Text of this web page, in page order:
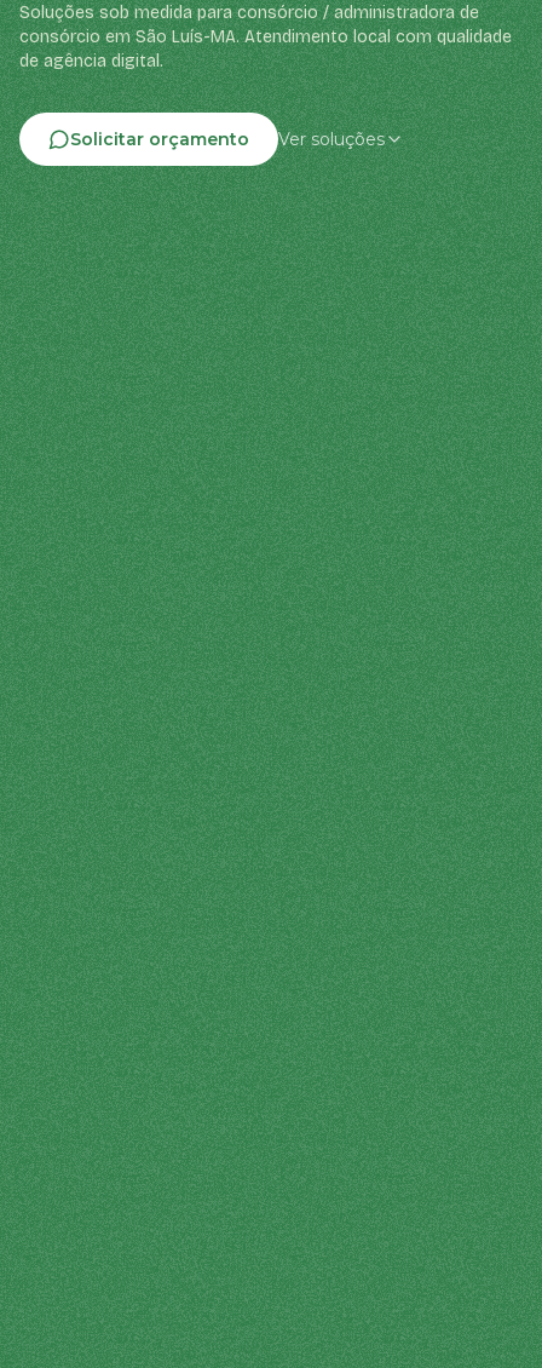
Soluções sob medida para consórcio / administradora de
consórcio em São Luís-MA. Atendimento local com qualidade
de agência digital.
Solicitar orçamento Ver soluções